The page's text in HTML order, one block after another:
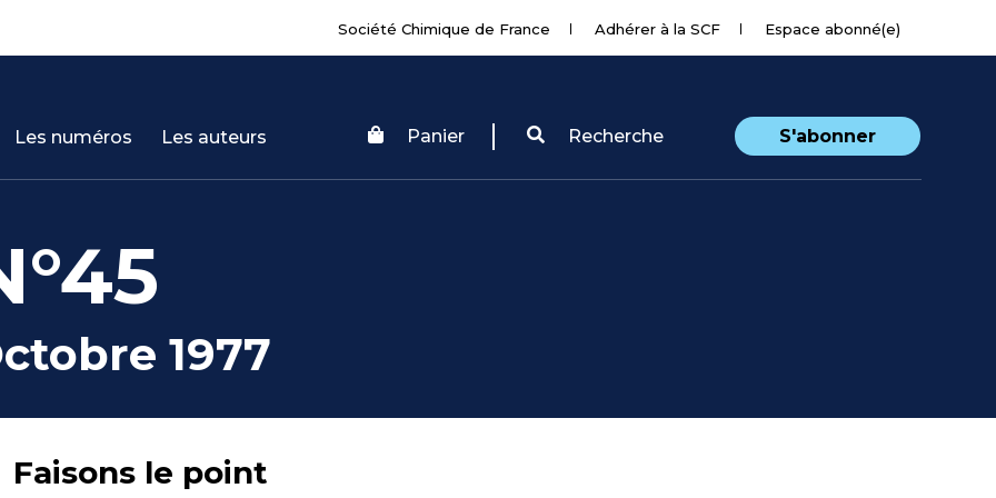
Société Chimique de France Adhérer à la SCF Espace abonné(e)
Les numéros Les auteurs Panier Recherche S'abonner
1977
Faisons le point